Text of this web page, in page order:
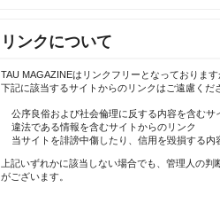
リンクについて
TAU MAGAZINEはリンクフリーとなっております
下記に該当するサイトからのリンクはご遠慮くだ
公序良俗および社会倫理に反する内容を含むサ
違法である情報を含むサイトからのリンク
当サイトを誹謗中傷したり、信用を毀損する内
上記いずれかに該当しない場合でも、管理人の
がございます。